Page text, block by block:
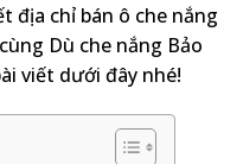
địa chỉ bán ô che nắng
Dù che nắng Bảo
viết dưới đây nhé!